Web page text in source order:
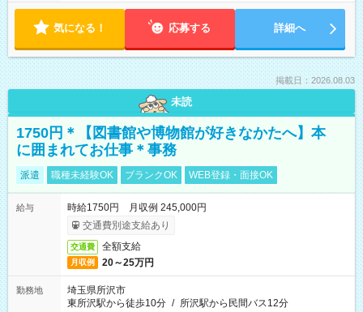
気になる！ 応募する 詳細へ
掲載日：2026.08.03
未読
1750円＊【図書館や博物館が好きなかたへ】本
に囲まれてお仕事＊事務
派遣 職種未経験OK ブランクOK WEB登録・面接OK
給与
時給1750円 月収例 245,000円
交通費別途支給あり
交通費 全額支給
月収例 20～25万円
勤務地
埼玉県所沢市
東所沢駅から徒歩10分 / 所沢駅から民間バス12分